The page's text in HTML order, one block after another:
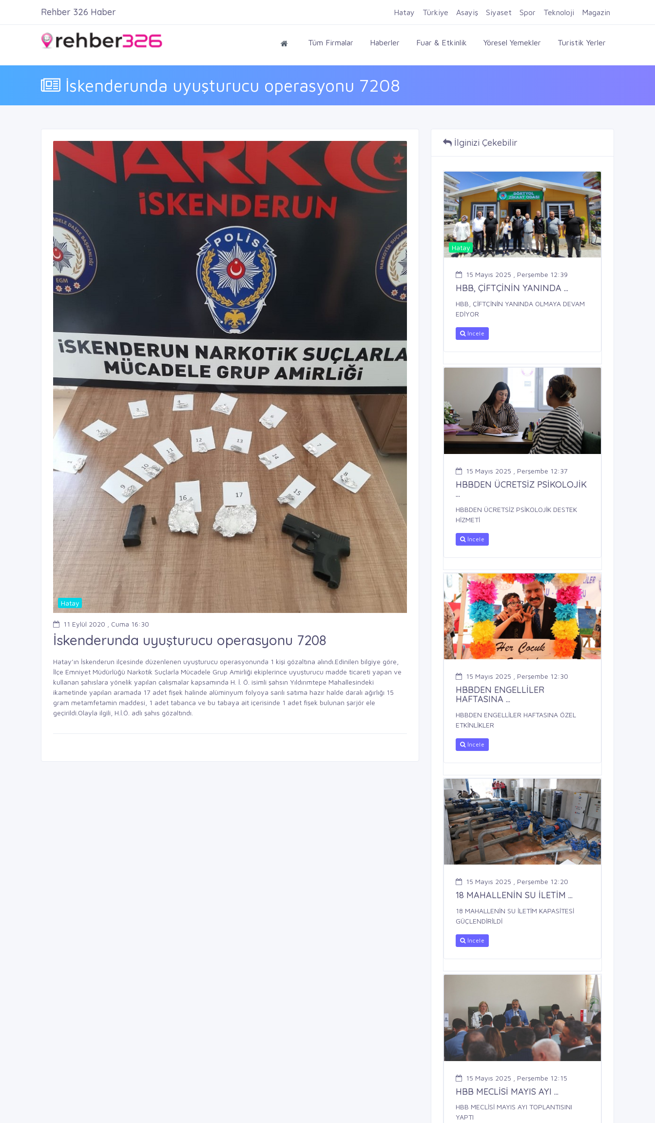
Firma Ekle Kayıt Ol Giriş Yap
Tüm Firmalar Haberler Fuar & Etkinlik Yöresel Yemekler Turistik Yerler
İskenderunda uyuşturucu operasyonu 7208
Rehber 326 Haber Hatay Türkiye Asayiş Siyaset Spor Teknoloji Magazin
Hatay
11 Eylül 2020 , Cuma 16:30
İskenderunda uyuşturucu operasyonu 7208
Hatay’ın İskenderun ilçesinde düzenlenen uyuşturucu operasyonunda 1 kişi gözaltına alındı.Edinilen bilgiye göre,
İlçe Emniyet Müdürlüğü Narkotik Suçlarla Mücadele Grup Amirliği ekiplerince uyuşturucu madde ticareti yapan ve
kullanan şahıslara yönelik yapılan çalışmalar kapsamında H. İ. Ö. isimli şahsın Yıldırımtepe Mahallesindeki
ikametinde yapılan aramada 17 adet fişek halinde alüminyum folyoya sarılı satıma hazır halde daralı ağırlığı 15
gram metamfetamin maddesi, 1 adet tabanca ve bu tabaya ait içerisinde 1 adet fişek bulunan şarjör ele
geçirildi.Olayla ilgili, H.İ.Ö. adlı şahıs gözaltındı.
İlginizi Çekebilir
Hatay
15 Mayıs 2025 , Perşembe 12:39
HBB, ÇİFTÇİNİN YANINDA ...
HBB, ÇİFTÇİNİN YANINDA OLMAYA DEVAM
EDİYOR
İncele
15 Mayıs 2025 , Perşembe 12:37
HBBDEN ÜCRETSİZ PSİKOLOJİK
...
HBBDEN ÜCRETSİZ PSİKOLOJİK DESTEK
HİZMETİ
İncele
15 Mayıs 2025 , Perşembe 12:30
HBBDEN ENGELLİLER
HAFTASINA ...
HBBDEN ENGELLİLER HAFTASINA ÖZEL
ETKİNLİKLER
İncele
15 Mayıs 2025 , Perşembe 12:20
18 MAHALLENİN SU İLETİM ...
18 MAHALLENİN SU İLETİM KAPASİTESİ
GÜÇLENDİRİLDİ
İncele
15 Mayıs 2025 , Perşembe 12:15
HBB MECLİSİ MAYIS AYI ...
HBB MECLİSİ MAYIS AYI TOPLANTISINI
YAPTI